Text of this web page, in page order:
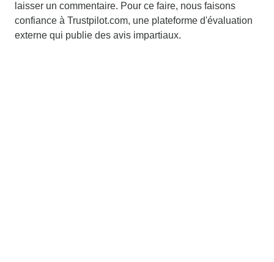
laisser un commentaire. Pour ce faire, nous faisons
confiance à Trustpilot.com, une plateforme d'évaluation
externe qui publie des avis impartiaux.